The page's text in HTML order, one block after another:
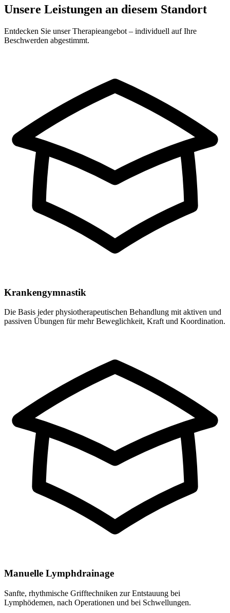
Unsere Leistungen an diesem Standort
Entdecken Sie unser Therapieangebot – individuell auf Ihre
Beschwerden abgestimmt.
Krankengymnastik
Die Basis jeder physiotherapeutischen Behandlung mit aktiven und
passiven Übungen für mehr Beweglichkeit, Kraft und Koordination.
Manuelle Lymphdrainage
Sanfte, rhythmische Grifftechniken zur Entstauung bei
Lymphödemen, nach Operationen und bei Schwellungen.